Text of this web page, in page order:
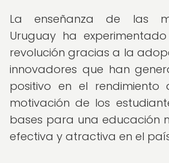
La enseñanza de las
Uruguay ha
revolución gracias a la
innovadores que han
positivo en el
motivación de los
bases para una educación
efectiva y atractiva en el